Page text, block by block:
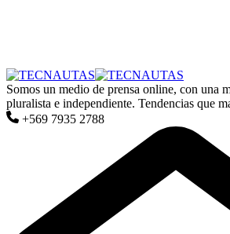
Somos un medio de prensa online, con una
pluralista e independiente. Tendencias que
+569 7935 2788